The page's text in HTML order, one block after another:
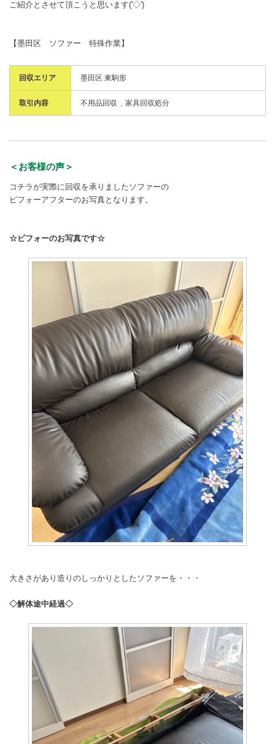
ご紹介とさせて頂こうと思います('◇')ゞ
【墨田区 ソファー 特殊作業】
回収エリア 墨田区 東駒形
取引内容 不用品回収 家具回収処分
＜お客様の声＞
コチラが実際に回収を承りましたソファーの
ビフォーアフターのお写真となります。
☆ビフォーのお写真です☆
大きさがあり造りのしっかりとしたソファーを・・・
◇解体途中経過◇